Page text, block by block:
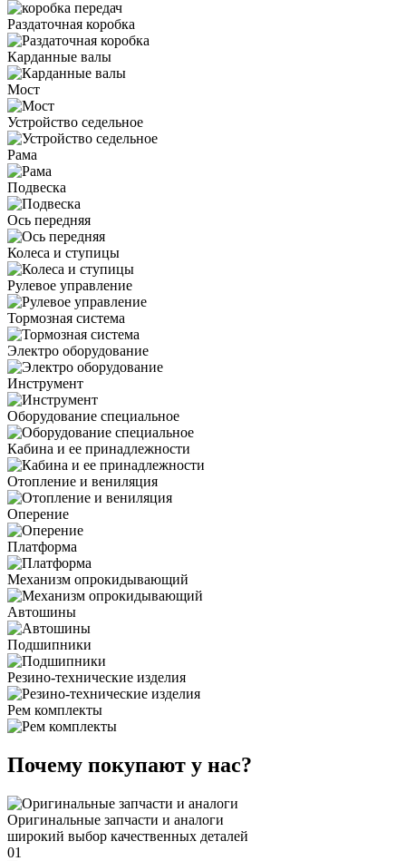
Раздаточная коробка
Карданные валы
Мост
Устройство седельное
Рама
Подвеска
Ось передняя
Колеса и ступицы
Рулевое управление
Тормозная система
Электро оборудование
Инструмент
Оборудование специальное
Кабина и ее принадлежности
Отопление и вениляция
Оперение
Платформа
Механизм опрокидывающий
Автошины
Подшипники
Резино-технические изделия
Рем комплекты
Почему покупают у нас?
Оригинальные запчасти и аналоги
широкий выбор качественных деталей
01